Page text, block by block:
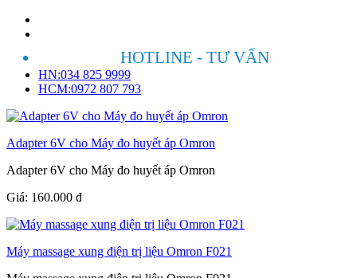
HOTLINE - TƯ VẤN
HN:034 825 9999
HCM:0972 807 793
Adapter 6V cho Máy đo huyết áp Omron
Adapter 6V cho Máy đo huyết áp Omron
Giá: 160.000 đ
Máy massage xung điện trị liệu Omron F021